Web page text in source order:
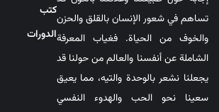
في شعور الإنسان بالقلق والحزن
من الحياة. فغياب المعرفة
عن أنفسنا والعالم من حولنا قد
نشعر بالوحدة والتيه، مما يعيق
نحو الحب والهدوء النفسي
کتب
الدورات